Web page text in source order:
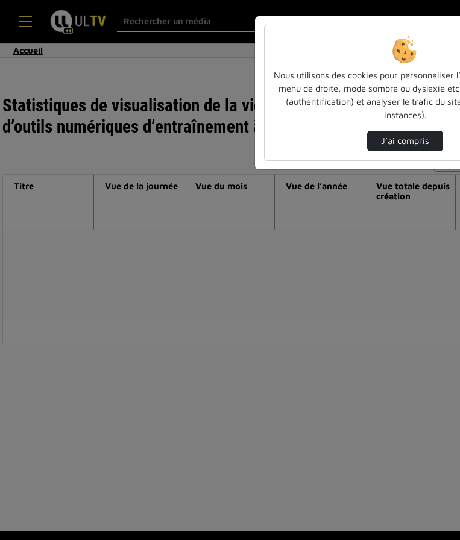
Accueil
Statistiques de visualisation de la vidéo Apprentissage de la
d’outils numériques d’entraînement à la lecture, par xavier
Modifier la période de visualisation
Titre Vue de la journée Vue du mois Vue de l’année
Vue totale depuis
création
Nous utilisons des cookies pour personnaliser
menu de droite, mode sombre ou dyslexie
(authentification) et analyser le trafic du
instances).
J’ai compris